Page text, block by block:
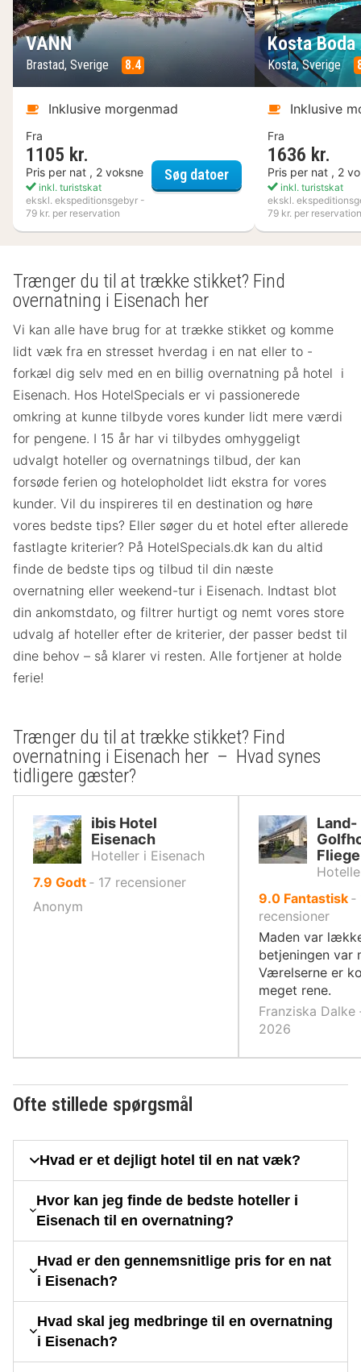
VANN
Brastad, Sverige 8.4
Inklusive morgenmad
Fra
1105 kr.
Pris per nat , 2 voksne
inkl. turistskat
ekskl. ekspeditionsgebyr -
79 kr. per reservation
Søg datoerVANN
Kosta
Kosta, Sverige
Inklusive
Fra
1636 kr.
Pris per nat , 2
inkl. turistskat
ekskl.
79 kr. per reservation
Trænger du til at trække stikket? Find
overnatning i Eisenach her
Vi kan alle have brug for at trække stikket og komme
lidt væk fra en stresset hverdag i en nat eller to -
forkæl dig selv med en en billig overnatning på hotel i
Eisenach. Hos HotelSpecials er vi passionerede
omkring at kunne tilbyde vores kunder lidt mere værdi
for pengene. I 15 år har vi tilbydes omhyggeligt
udvalgt hoteller og overnatnings tilbud, der kan
forsøde ferien og hotelopholdet lidt ekstra for vores
kunder. Vil du inspireres til en destination og høre
vores bedste tips? Eller søger du et hotel efter allerede
fastlagte kriterier? På HotelSpecials.dk kan du altid
finde de bedste tips og tilbud til din næste
overnatning eller weekend-tur i Eisenach. Indtast blot
din ankomstdato, og filtrer hurtigt og nemt vores store
udvalg af hoteller efter de kriterier, der passer bedst til
dine behov – så klarer vi resten. Alle fortjener at holde
ferie!
Trænger du til at trække stikket? Find
overnatning i Eisenach her – Hvad synes
tidligere gæster?
ibis Hotel
Eisenach
Hoteller i Eisenach
7.9 ud
10,
Godt ‐ 17 recensioner
Anonym
Land-
9.0ud
af
10,
Fantastisk ‐
recensioner
Maden var
betjeningen var
Værelserne er
meget rene.
Franziska Dalke
2026
Ofte stillede spørgsmål
Hvad er et dejligt hotel til en nat væk?
Hvor kan jeg finde de bedste hoteller i
Eisenach til en overnatning?
Hvad er den gennemsnitlige pris for en nat
i Eisenach?
Hvad skal jeg medbringe til en overnatning
i Eisenach?